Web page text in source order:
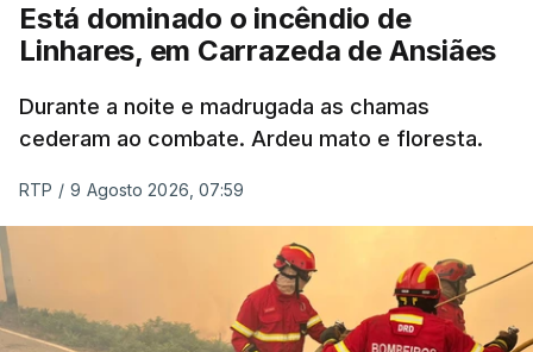
Está dominado o incêndio de
Linhares, em Carrazeda de Ansiães
Durante a noite e madrugada as chamas
cederam ao combate. Ardeu mato e floresta.
RTP / 9 Agosto 2026, 07:59